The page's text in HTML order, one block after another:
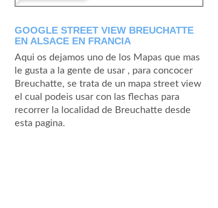
GOOGLE STREET VIEW BREUCHATTE
EN ALSACE EN FRANCIA
Aqui os dejamos uno de los Mapas que mas
le gusta a la gente de usar , para concocer
Breuchatte, se trata de un mapa street view
el cual podeis usar con las flechas para
recorrer la localidad de Breuchatte desde
esta pagina.